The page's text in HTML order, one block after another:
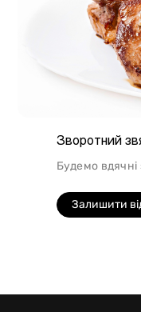
Зворотний
Будемо вдячні
Залишити